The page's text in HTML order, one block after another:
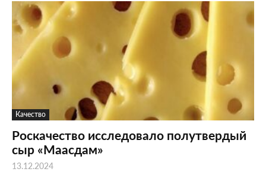
Качество
Роскачество исследовало полутвердый
сыр «Маасдам»
13.12.2024